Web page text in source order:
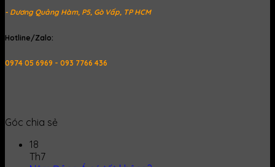
- Dương Quảng Hàm, P5, Gò Vấp, TP HCM
Hotline/Zalo:
0974 05 6969 - 093 7766 436
Góc chia sẻ
18
Th7